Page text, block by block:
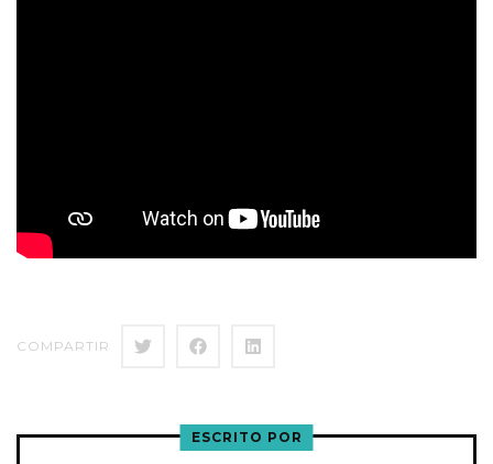
COMPARTIR
ESCRITO POR